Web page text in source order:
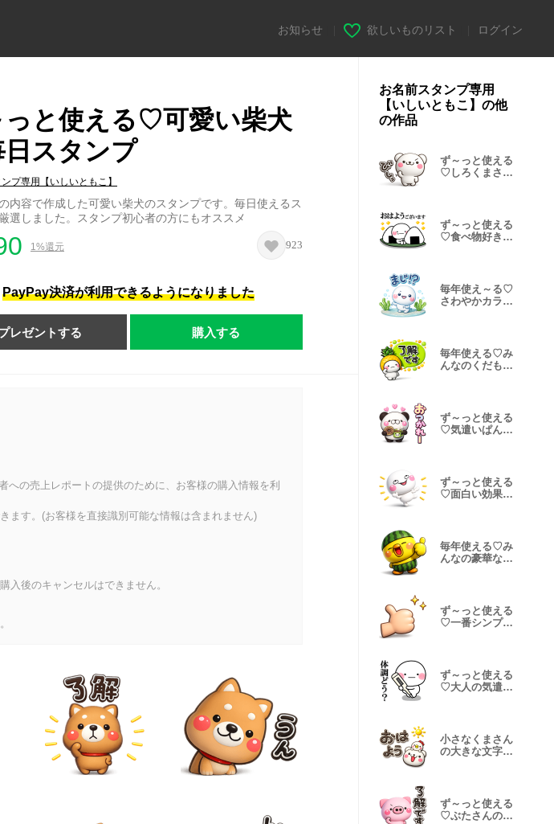
お知らせ 欲しいものリスト ログイン
っと使える♡可愛い柴犬
日スタンプ
プ専用【いしいともこ】
内容で作成した可愛い柴犬のスタンプです。毎日使えるス
選しました。スタンプ初心者の方にもオススメ
1%還元 923
PayPay決済が利用できるようになりました
レゼントする 購入する
への売上レポートの提供のために、お客様の購入情報を利
ます。(お客様を直接識別可能な情報は含まれません)
入後のキャンセルはできません。
お名前スタンプ専用
【いしいともこ】の他
の作品
ず～っと使える
♡しろくまさん
ず～っと使える
♡食べ物好きの
毎年使え～る♡
さわやかカラー
毎年使える♡み
んなのくだもの
ず～っと使える
♡気遣いぱんだ
ず～っと使える
♡面白い効果音
毎年使える♡み
んなの豪華な夏
ず～っと使える
♡一番シンプル
ず～っと使える
♡大人の気遣い
小さなくまさん
の大きな文字♡
ず～っと使える
♡ぶたさんの毎